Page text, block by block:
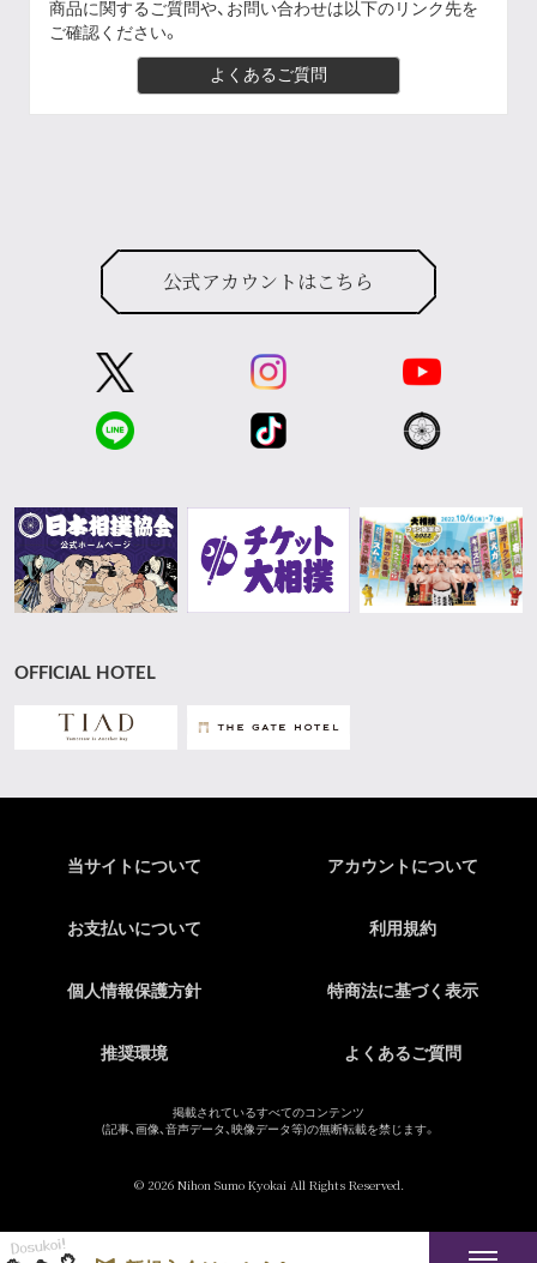
商品に関するご質問や、お問い合わせは以下のリンク先を
ご確認ください。
よくあるご質問
公式アカウントはこちら
OFFICIAL HOTEL
当サイトについて アカウントについて
お支払いについて 利用規約
個人情報保護方針 特商法に基づく表示
推奨環境 よくあるご質問
掲載されているすべてのコンテンツ
(記事、画像、音声データ、映像データ等)の無断転載を禁じます。
© 2026 Nihon Sumo Kyokai All Rights Reserved.